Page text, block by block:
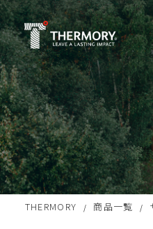
THERMORY /商品一覧 /